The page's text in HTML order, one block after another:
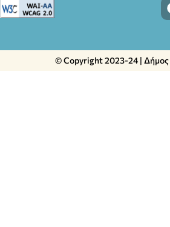
© Copyright 2023-24 | Δήμος